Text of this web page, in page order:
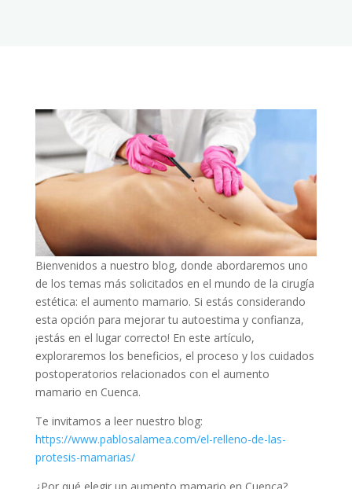
Bienvenidos a nuestro blog, donde abordaremos uno
de los temas más solicitados en el mundo de la cirugía
estética: el aumento mamario. Si estás considerando
esta opción para mejorar tu autoestima y confianza,
¡estás en el lugar correcto! En este artículo,
exploraremos los beneficios, el proceso y los cuidados
postoperatorios relacionados con el aumento
mamario en Cuenca.
Te invitamos a leer nuestro blog:
https://www.pablosalamea.com/el-relleno-de-las-
protesis-mamarias/